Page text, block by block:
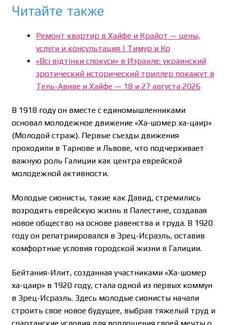
Читайте также
Ремонт квартир в Хайфе и Крайот — цены,
услуги и консультация | Тимур и Ко
«Всі відтінки спокуси» в Израиле: украинский
эротический исторический триллер покажут в
Тель-Авиве и Хайфе — 18 и 27 августа 2026
В 1918 году он вместе с единомышленниками
основал молодежное движение «Ха-шомер ха-цаир»
(Молодой страж). Первые съезды движения
проходили в Тарнове и Львове, что подчеркивает
важную роль Галиции как центра еврейской
молодежной активности.
Молодые сионисты, такие как Давид, стремились
возродить еврейскую жизнь в Палестине, создавая
новое общество на основе равенства и труда. В 1920
году он репатриировался в Эрец-Исраэль, оставив
комфортные условия городской жизни в Галиции.
Бейтания-Илит, созданная участниками «Ха-шомер
ха-цаир» в 1920 году, стала одной из первых коммун
в Эрец-Исраэль. Здесь молодые сионисты начали
строить свое новое будущее, выбрав тяжелый труд и